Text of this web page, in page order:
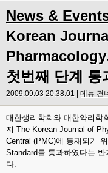
News &
Korean
Pharmacology
첫번째 단계 통
2009.09.03 20:38:01 | 메뉴 건
대한생리학회와 대한약리학
지 The Korean Journal of
Central (PMC)에 등재되기
Standard를 통과하였다는
다.